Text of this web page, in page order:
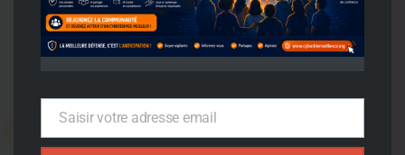
Lecybe rmois
s’aché-èveavecdes
bonnesnouvellespour
la#cyber
Email
Saisir votre adresse email